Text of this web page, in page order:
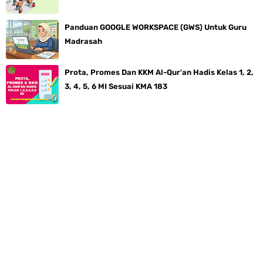
Panduan GOOGLE WORKSPACE (GWS) Untuk Guru
Madrasah
Prota, Promes Dan KKM Al-Qur'an Hadis Kelas 1, 2,
3, 4, 5, 6 MI Sesuai KMA 183